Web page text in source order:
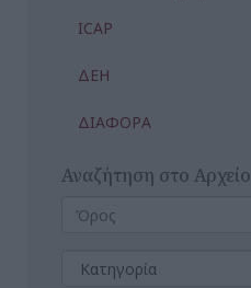
ICAP
ΔΕΗ
ΔΙΑΦΟΡΑ
Αναζήτηση στο Αρχείο